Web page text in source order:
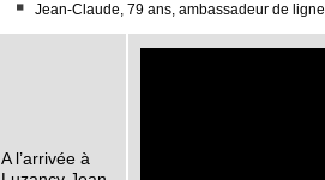
Jean-Claude, 79 ans, ambassadeur de ligne
A l’arrivée à